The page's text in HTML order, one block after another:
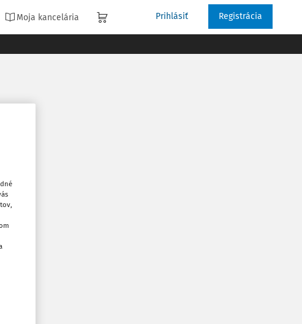
Moja kancelária Prihlásiť Registrácia